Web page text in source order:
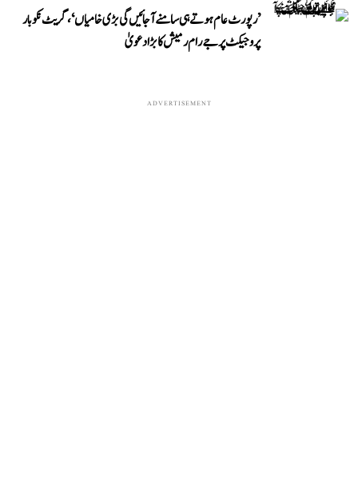
’رپورٹ عام ہوتے ہی سامنے آ جائیں گی بڑی خامیاں‘، گریٹ نکوبار
پروجیکٹ پر جے رام رمیش کا بڑا دعویٰ
ADVERTISEMENT